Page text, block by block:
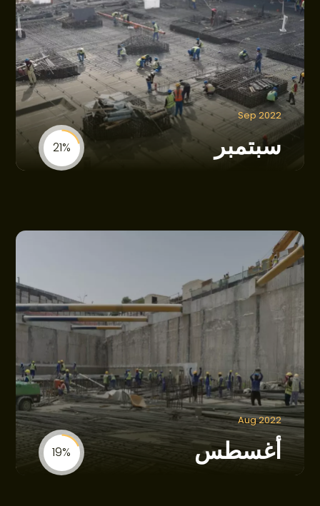
Sep 2022
سبتمبر 21%
Aug 2022
أغسطس 19%